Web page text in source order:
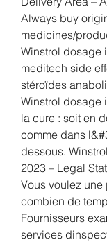
Always buy
medicines/
Winstrol dosage
meditech side
stéroïdes
Winstrol dosage
la cure : soit en
comme dans
dessous.
2023 – Legal
Vous voulez une
combien de
Fournisseurs
services